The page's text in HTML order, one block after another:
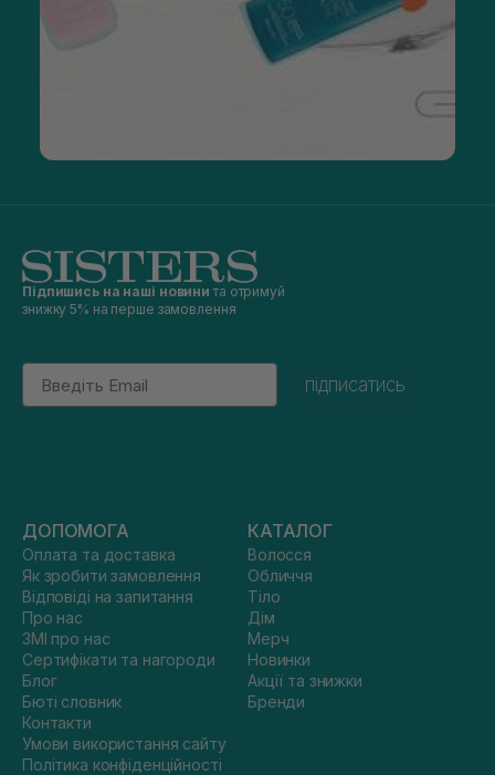
Підпишись на наші новини та отримуй
знижку 5% на перше замовлення
Email
підписатись
ДОПОМОГА
Оплата та доставка
Як зробити замовлення
Відповіді на запитання
Про нас
ЗМІ про нас
Сертифікати та нагороди
Блог
Бюті словник
Контакти
Умови використання сайту
Політика конфіденційності
КАТАЛОГ
Волосся
Обличчя
Тіло
Дім
Мерч
Новинки
Акції та знижки
Бренди